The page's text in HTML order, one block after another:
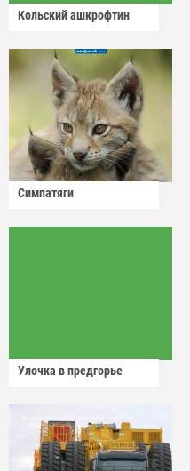
Кольский ашкрофтин
Симпатяги
Улочка в предгорье